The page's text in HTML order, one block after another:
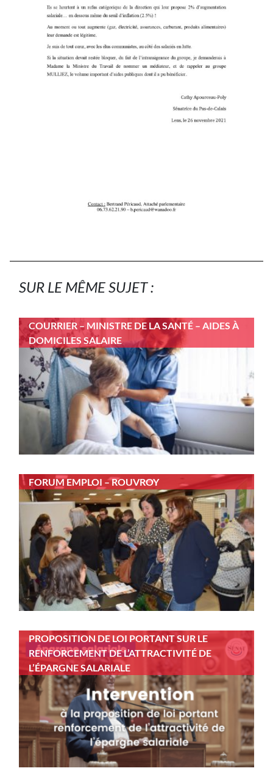
SUR LE MÊME SUJET :
COURRIER – MINISTRE DE LA SANTÉ – AIDES À
DOMICILES SALAIRE
FORUM EMPLOI – ROUVROY
PROPOSITION DE LOI PORTANT SUR LE
RENFORCEMENT DE L’ATTRACTIVITÉ DE
L’ÉPARGNE SALARIALE